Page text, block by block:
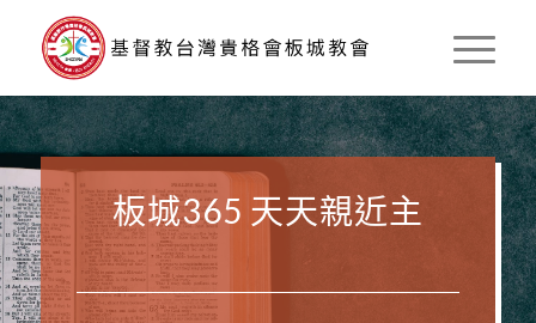
板城365 天天親近主